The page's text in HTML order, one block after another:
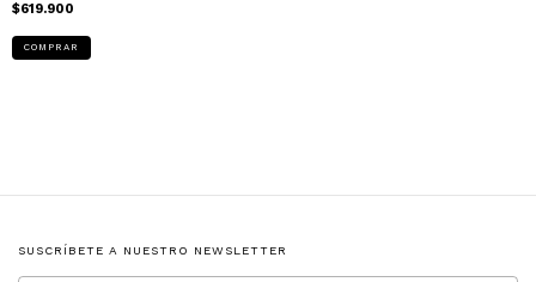
$619.900
SUSCRÍBETE A NUESTRO NEWSLETTER